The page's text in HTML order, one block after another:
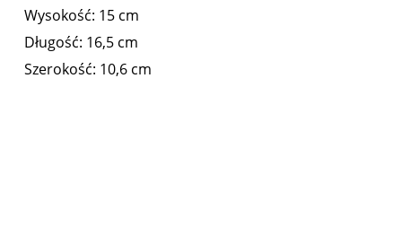
Wysokość: 15 cm
Długość: 16,5 cm
Szerokość: 10,6 cm